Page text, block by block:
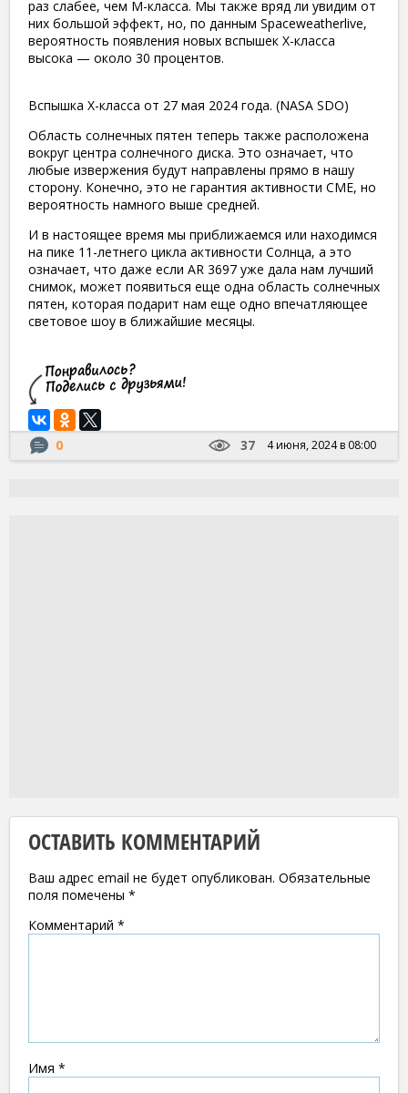
раз слабее, чем М-класса. Мы также вряд ли увидим от
них большой эффект, но, по данным Spaceweatherlive,
вероятность появления новых вспышек X-класса
высока — около 30 процентов.
Вспышка X-класса от 27 мая 2024 года. (NASA SDO)
Область солнечных пятен теперь также расположена
вокруг центра солнечного диска. Это означает, что
любые извержения будут направлены прямо в нашу
сторону. Конечно, это не гарантия активности CME, но
вероятность намного выше средней.
И в настоящее время мы приближаемся или находимся
на пике 11-летнего цикла активности Солнца, а это
означает, что даже если AR 3697 уже дала нам лучший
снимок, может появиться еще одна область солнечных
пятен, которая подарит нам еще одно впечатляющее
световое шоу в ближайшие месяцы.
0 37 4 июня, 2024 в 08:00
ОСТАВИТЬ КОММЕНТАРИЙ
Ваш адрес email не будет опубликован. Обязательные
поля помечены *
Комментарий *
Имя *